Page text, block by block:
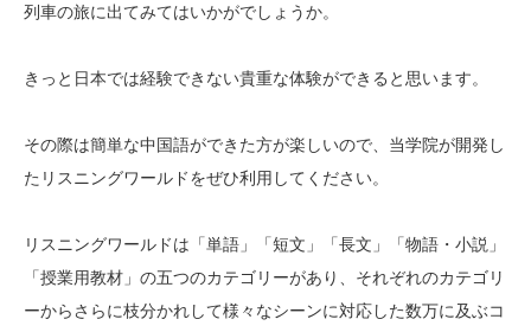
列車の旅に出てみてはいかがでしょうか。
きっと日本では経験できない貴重な体験ができると思います。
その際は簡単な中国語ができた方が楽しいので、当学院が開発し
たリスニングワールドをぜひ利用してください。
リスニングワールドは「単語」「短文」「長文」「物語・小説」
「授業用教材」の五つのカテゴリーがあり、それぞれのカテゴリ
ーからさらに枝分かれして様々なシーンに対応した数万に及ぶコ